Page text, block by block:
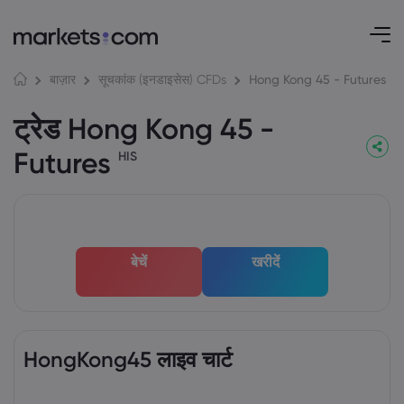
बाज़ार सूचकांक (इनडाइसेस) CFDs Hong Kong 45 - Futures
ट्रेड Hong Kong 45 -
Futures HIS
बेचें खरीदें
HongKong45 लाइव चार्ट